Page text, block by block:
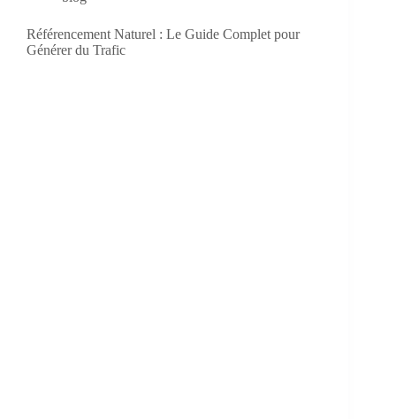
Référencement Naturel : Le Guide Complet pour
Générer du Trafic